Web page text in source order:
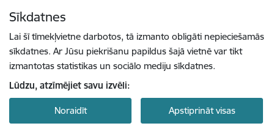
Sīkdatnes
Lai šī tīmekļvietne darbotos, tā izmanto obligāti nepieciešamās
sīkdatnes. Ar Jūsu piekrišanu papildus šajā vietnē var tikt
izmantotas statistikas un sociālo mediju sīkdatnes.
Lūdzu, atzīmējiet savu izvēli:
Noraidīt Apstiprināt visas